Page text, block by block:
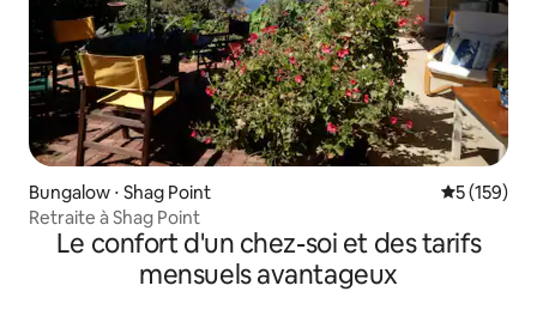
Bungalow ⋅ Shag Point Évaluation
5 (159)
Retraite à Shag Point
Le confort d'un chez-soi et des tarifs
mensuels avantageux